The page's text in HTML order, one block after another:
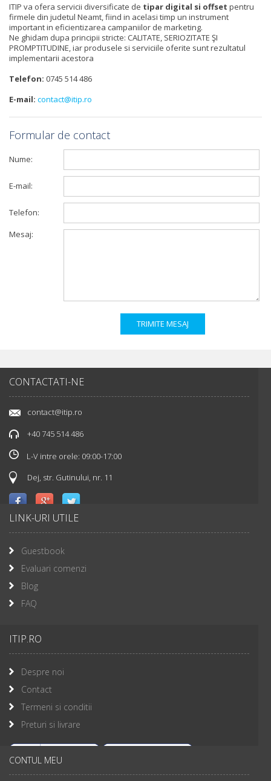
ITIP va ofera servicii diversificate de tipar digital si offset pentru
firmele din judetul Neamt, fiind in acelasi timp un instrument
important in eficientizarea campaniilor de marketing.
Ne ghidam dupa principii stricte: CALITATE, SERIOZITATE ŞI
PROMPTITUDINE, iar produsele si serviciile oferite sunt rezultatul
implementarii acestora
Telefon: 0745 514 486
E-mail: contact@itip.ro
Formular de contact
Nume:
E-mail:
Telefon:
Mesaj:
CONTACTATI-NE
contact@itip.ro
+40 745 514 486
L-V intre orele: 09:00-17:00
Dej, str. Gutinului, nr. 11
LINK-URI UTILE
Guestbook
Evaluari comenzi
Blog
FAQ
ITIP.RO
Despre noi
Contact
Termeni si conditii
Preturi si livrare
CONTUL MEU